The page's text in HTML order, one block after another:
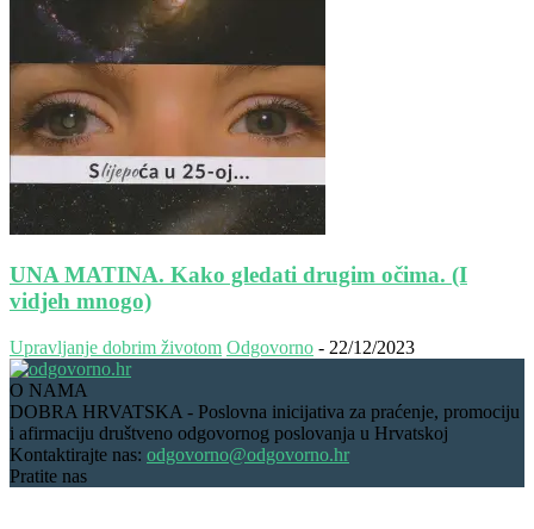
UNA MATINA. Kako gledati drugim očima. (I
vidjeh mnogo)
Upravljanje dobrim životom Odgovorno - 22/12/2023
O NAMA
DOBRA HRVATSKA - Poslovna inicijativa za praćenje, promociju
i afirmaciju društveno odgovornog poslovanja u Hrvatskoj
Kontaktirajte nas: odgovorno@odgovorno.hr
Pratite nas